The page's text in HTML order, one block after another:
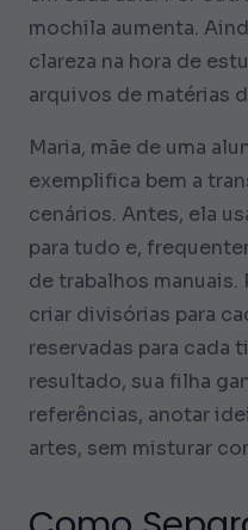
mochila aumenta.
clareza na hora de
arquivos de matérias
Maria, mãe de uma
exemplifica bem a
cenários. Antes, ela
para tudo e,
de trabalhos
criar divisórias para
reservadas para cada
resultado, sua filha
referências, anotar
artes, sem misturar